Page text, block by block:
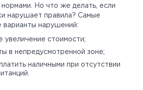
Но что же делать, если
нарушает правила? Самые
варианты нарушений:
увеличение стоимости;
в непредусмотренной зоне;
наличными при отсутствии